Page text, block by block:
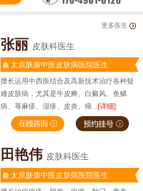
更多医生
张丽 皮肤科医生
太原肤康中医皮肤病医院医生
擅长运用中西医结合及高新技术治疗各种疑
难皮肤病，尤其是牛皮癣、白癜风、鱼鳞
病、荨麻疹、湿疹、皮炎、痤... [详细]
田艳伟 皮肤科医生
太原肤康中医皮肤病医院医生